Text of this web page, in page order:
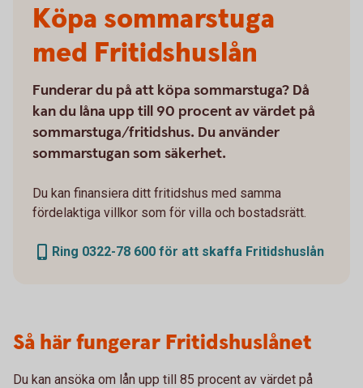
Köpa sommarstuga
med Fritidshuslån
Funderar du på att köpa sommarstuga? Då
kan du låna upp till 90 procent av värdet på
sommarstuga/fritidshus. Du använder
sommarstugan som säkerhet.
Du kan finansiera ditt fritidshus med samma
fördelaktiga villkor som för villa och bostadsrätt.
Ring 0322-78 600 för att skaffa Fritidshuslån
Så här fungerar Fritidshuslånet
Du kan ansöka om lån upp till 85 procent av värdet på